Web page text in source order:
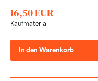
16,50 EUR
Kaufmaterial
In den Warenkorb